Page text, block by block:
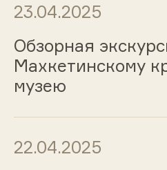
23.04.2025
Обзорная
Махкетинскому
музею
22.04.2025